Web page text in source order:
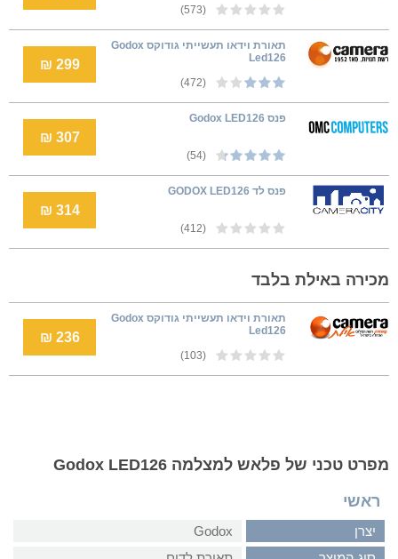
(573)
תאורת וידאו תעשייתי גודוקס Godox
Led126
(472)
299 ₪
פנס Godox LED126
(54)
307 ₪
פנס לד GODOX LED126
(412)
314 ₪
מכירה באילת בלבד
תאורת וידאו תעשייתי גודוקס Godox
Led126
(103)
236 ₪
מפרט טכני של פלאש למצלמה Godox LED126
ראשי
יצרן
Godox